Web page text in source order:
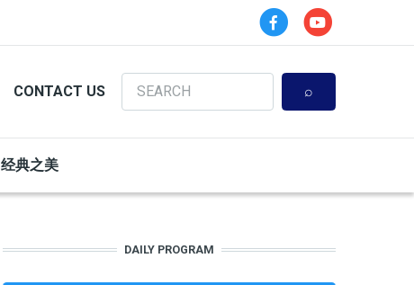
CONTACT US
Search
经典之美
DAILY PROGRAM